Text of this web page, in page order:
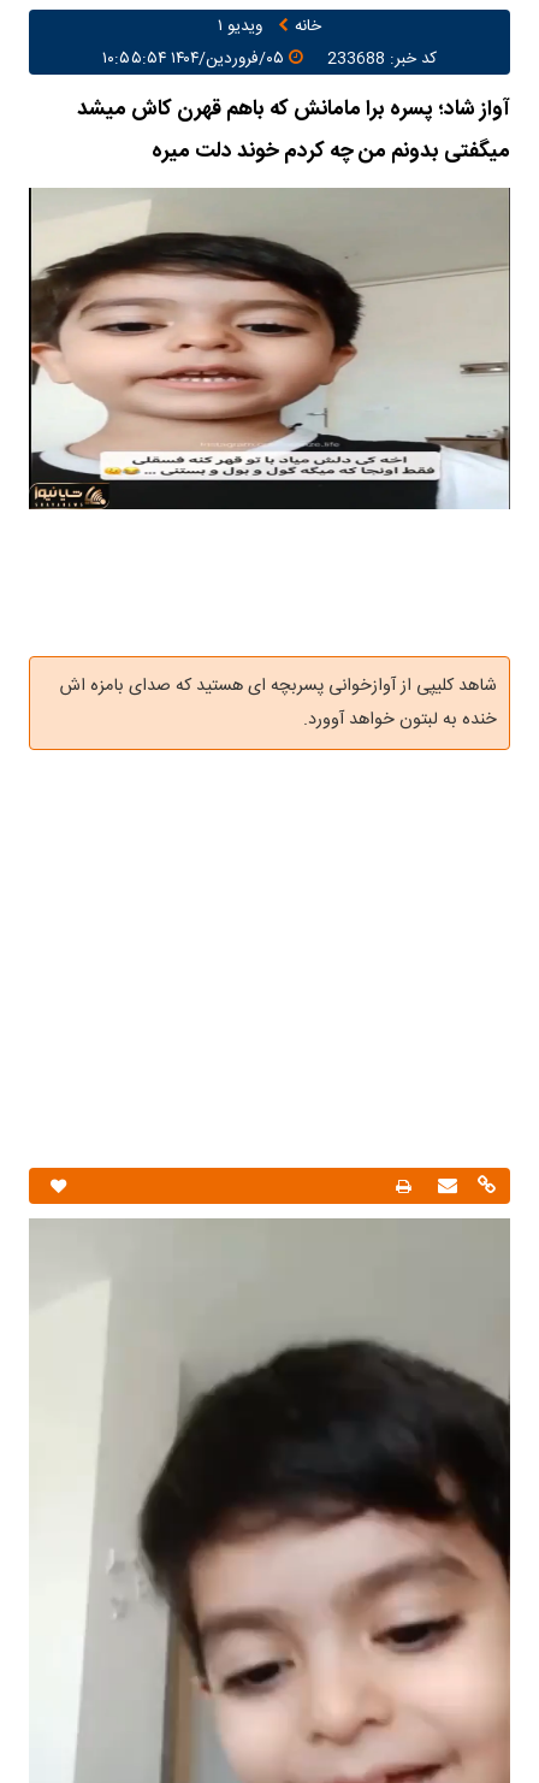
خانه
ویدیو ۱
کد خبر: 233688
آواز شاد؛ پسره برا مامانش که باهم قهرن کاش میشد
میگفتی بدونم من چه کردم خوند دلت میره
شاهد کلیپی از آوازخوانی پسربچه ای هستید که صدای بامزه اش
خنده به لبتون خواهد آوورد.